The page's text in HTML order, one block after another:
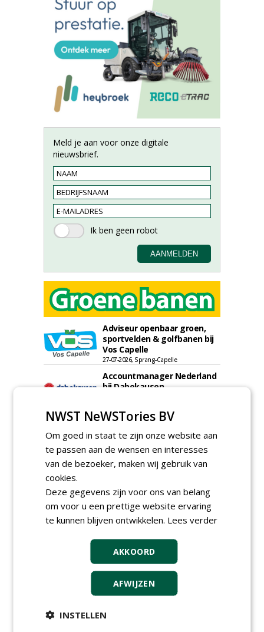
Meld je aan voor onze digitale
nieuwsbrief.
Adviseur openbaar groen,
sportvelden & golfbanen bij
Vos Capelle
27-07-2026, Sprang-Capelle
Accountmanager Nederland
bij Dabekausen
Projectcoördinator milieu en
30-06-2026, Hoofddorp
Werkvoorbereider /
calculator Groendaken bij
30-06-2026, Noordeloos
European Tree Worker bij
Wallaard
Meewerkend Voorman Groen
bij Wallaard
30-06-2026, 80 km rond Noordeloos
Werkvoorbereider
groenbeheer (32-40 uur per
week) bij SmitsRinsma
24-06-2026, Zutphen en op project locatie
NWST NeWSTories BV
Om goed in staat te zijn onze website aan
te passen aan de wensen en interesses
van de bezoeker, maken wij gebruik van
cookies.
Deze gegevens zijn voor ons van belang
om voor u een prettige website ervaring
te kunnen blijven ontwikkelen. Lees verder
AKKOORD
AFWIJZEN
INSTELLEN